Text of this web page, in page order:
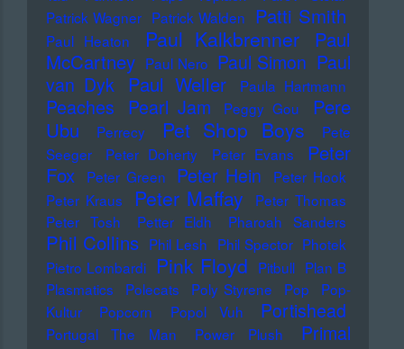
Patrick Wagner Patrick Walden Patti Smith
Paul Heaton Paul Kalkbrenner
Paul
McCartney Paul Nero Paul Simon Paul
van Dyk Paul Weller Paula Hartmann
Peaches Pearl Jam Peggy Gou
Pere
Ubu
Perrecy Pet Shop Boys
Pete
Seeger
Peter Doherty Peter Evans
Peter
Fox
Peter Green Peter Hein
Peter Hook
Peter Kraus
Peter Maffay
Peter Thomas
Peter Tosh
Petter Eldh Pharoah Sanders
Phil Collins Phil Lesh Phil Spector Photek
Pietro Lombardi
Pink Floyd Pitbull Plan B
Plasmatics
Polecats Poly Styrene Pop
Pop-
Kultur
Popcorn Popol Vuh Portishead
Portugal The Man Power Plush
Primal